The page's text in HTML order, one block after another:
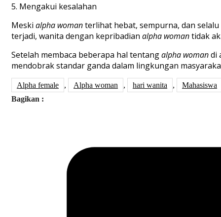
5. Mengakui kesalahan
Meski alpha womanterlihat hebat, sempurna, dan
terjadi, wanita dengan kepribadian alpha womantidak
Setelah membaca beberapa hal tentangalpha womandi
mendobrak standar ganda dalam lingkungan
Alpha female , Alpha woman , hari wanita ,
Mahasiswa
Bagikan :